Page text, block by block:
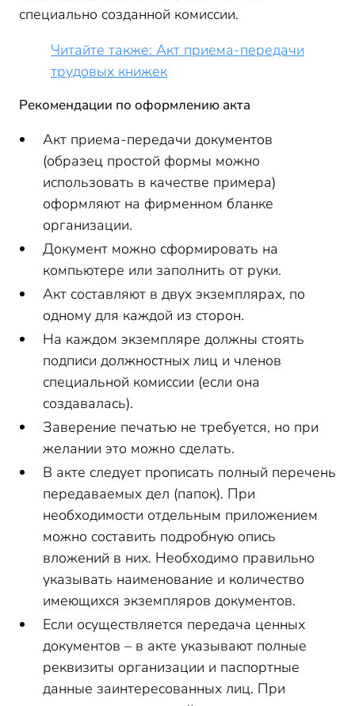
специально созданной комиссии.
Читайте также: Акт приема-передачи
трудовых книжек
Рекомендации по оформлению акта
Акт приема-передачи документов
(образец простой формы можно
использовать в качестве примера)
оформляют на фирменном бланке
организации.
Документ можно сформировать на
компьютере или заполнить от руки.
Акт составляют в двух экземплярах, по
одному для каждой из сторон.
На каждом экземпляре должны стоять
подписи должностных лиц и членов
специальной комиссии (если она
создавалась).
Заверение печатью не требуется, но при
желании это можно сделать.
В акте следует прописать полный перечень
передаваемых дел (папок). При
необходимости отдельным приложением
можно составить подробную опись
вложений в них. Необходимо правильно
указывать наименование и количество
имеющихся экземпляров документов.
Если осуществляется передача ценных
документов – в акте указывают полные
реквизиты организации и паспортные
данные заинтересованных лиц. При